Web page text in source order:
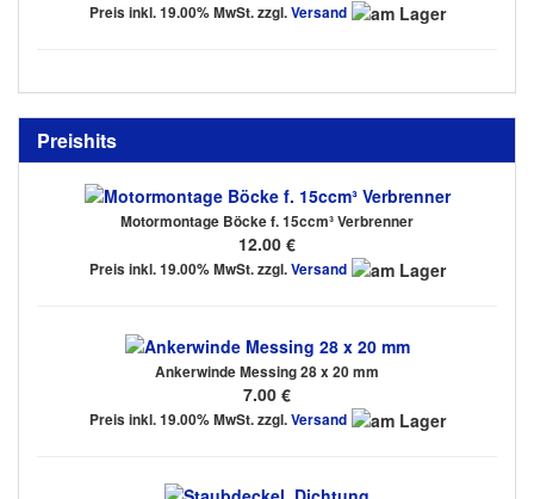
Preis inkl. 19.00% MwSt. zzgl.Versand
Preishits
Motormontage Böcke f. 15ccm³ Verbrenner
12.00 €
Preis inkl. 19.00% MwSt. zzgl.Versand
Ankerwinde Messing 28 x 20 mm
7.00 €
Preis inkl. 19.00% MwSt. zzgl.Versand